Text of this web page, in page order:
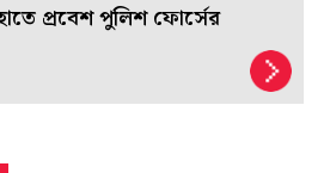
প্রবেশ পুলিশ ফোর্সের